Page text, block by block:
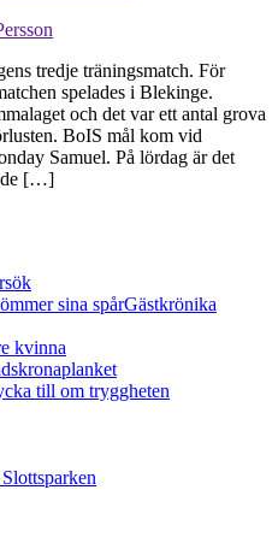
tredje träningsmatch. För
spelades i Blekinge.
och det var ett antal grova
BoIS mål kom vid
Samuel. På lördag är det
de […]
sina spårGästkrönika
kvinna
planket
till om tryggheten